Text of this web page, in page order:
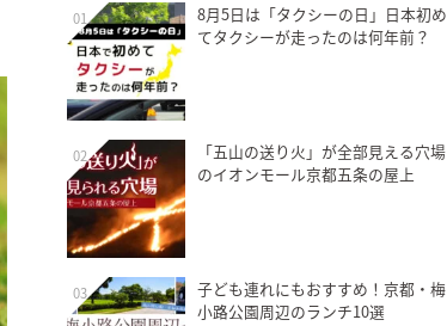
01
8月5日は「タクシーの日」日本初め
てタクシーが走ったのは何年前？
02
「五山の送り火」が全部見える穴場
のイオンモール京都五条の屋上
03
子ども連れにもおすすめ！京都・梅
小路公園周辺のランチ10選